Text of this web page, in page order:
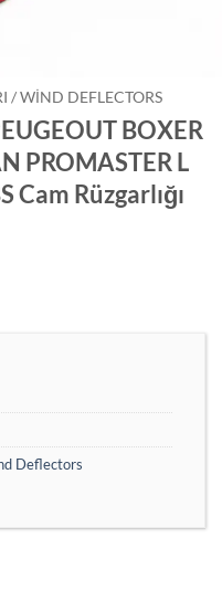
/ WIND DEFLECTORS
BOXER
PROMASTER L
Cam Rüzgarlığı
Deflectors